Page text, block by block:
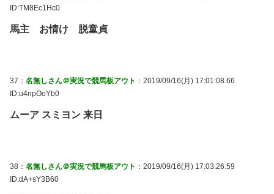
ID:TM8Ec1Hc0
馬主 お情け 脱童貞
37： 名無しさん＠実況で競馬板アウト ：2019/09/16(月) 17:01:08.66
ID:u4npOoYb0
ムーア スミヨン 来日
38： 名無しさん＠実況で競馬板アウト ：2019/09/16(月) 17:03:26.59
ID:dA+sY3B60